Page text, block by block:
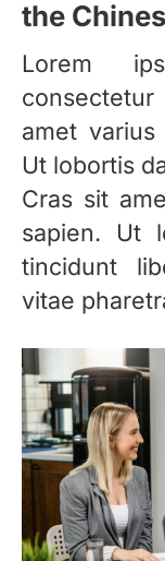
the
Lorem
amet
Ut lobortis
Cras sit
sapien. Ut
tincidunt
vitae